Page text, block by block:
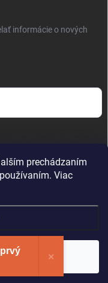
prechádzaním
Viac
informácie o nových
práva vyhradené.
×